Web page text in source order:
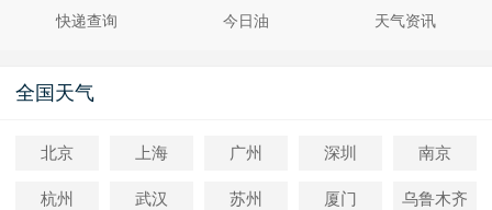
快递查询
今日油 天气资讯
全国天气
北京 上海 广州 深圳 南京
杭州 武汉 苏州 厦门 乌鲁木齐